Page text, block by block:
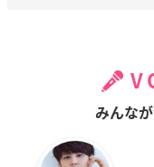
みんな